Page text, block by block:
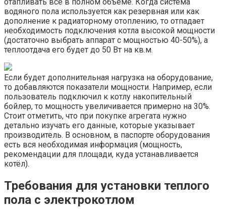
водяного пола используется как резервная или как
дополнение к радиаторному отоплению, то отпадает
необходимость подключения котла высокой мощности
(достаточно выбрать аппарат с мощностью 40-50%), а
теплоотдача его будет до 50 Вт на кв.м.
Если будет дополнительная нагрузка на оборудование,
то добавляются показатели мощности. Например, если
пользователь подключил к котлу накопительный
бойлер, то мощность увеличивается примерно на 30%.
Стоит отметить, что при покупке агрегата нужно
детально изучать его данные, которые указывает
производитель. В основном, в паспорте оборудования
есть вся необходимая информация (мощность,
рекомендации для площади, куда устанавливается
котёл).
Требования для установки теплого
пола с электрокотлом